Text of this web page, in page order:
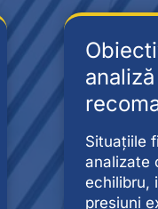
Situațiile
analizate
echilibru,
presiuni